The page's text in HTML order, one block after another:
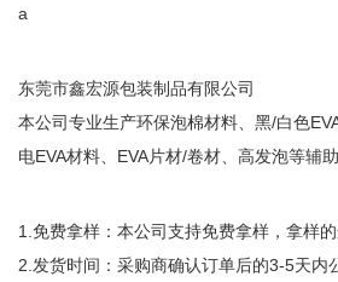
a
东莞市鑫宏源包装制品有限公司
本公司专业生产环保泡棉材料、黑/白色
电EVA材料、EVA片材/卷材、高发泡等辅助
1.免费拿样：本公司支持免费拿样，拿样的
2.发货时间：采购商确认订单后的3-5天内